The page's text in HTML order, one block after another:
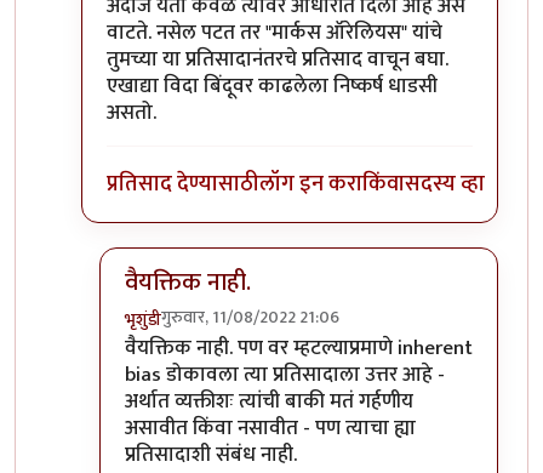
वाटते. नसेल पटत तर "मार्कस ऑरेलियस" यांचे
तुमच्या या प्रतिसादानंतरचे प्रतिसाद वाचून बघा.
एखाद्या विदा बिंदूवर काढलेला निष्कर्ष धाडसी
असतो.
प्रतिसाद देण्यासाठीलॉग इन कराकिंवासदस्य व्हा
वैयक्तिक नाही.
भृशुंडीगुरुवार, 11/08/2022 21:06
In reply toधाडसी सरसकटीकरणbyसतिश गावडे
वैयक्तिक नाही. पण वर म्हटल्याप्रमाणे inherent
bias डोकावला त्या प्रतिसादाला उत्तर आहे -
अर्थात व्यक्तीशः त्यांची बाकी मतं गर्हणीय
असावीत किंवा नसावीत - पण त्याचा ह्या
प्रतिसादाशी संबंध नाही.